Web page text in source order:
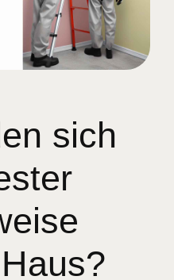
sich